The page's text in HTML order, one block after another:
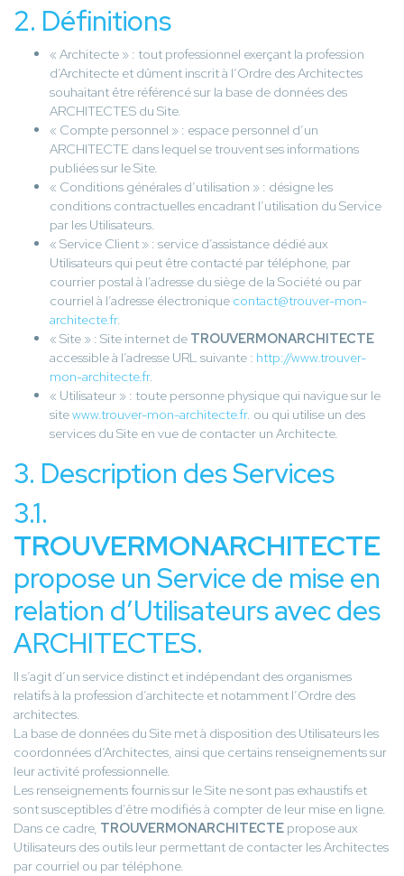
2. Définitions
« Architecte » : tout professionnel exerçant la profession
d’Architecte et dûment inscrit à l’Ordre des Architectes
souhaitant être référencé sur la base de données des
ARCHITECTES du Site.
« Compte personnel » : espace personnel d’un
ARCHITECTE dans lequel se trouvent ses informations
publiées sur le Site.
« Conditions générales d’utilisation » : désigne les
conditions contractuelles encadrant l’utilisation du Service
par les Utilisateurs.
« Service Client » : service d’assistance dédié aux
Utilisateurs qui peut être contacté par téléphone, par
courrier postal à l’adresse du siège de la Société ou par
courriel à l’adresse électronique contact@trouver-mon-
architecte.fr.
« Site » : Site internet de TROUVERMONARCHITECTE
accessible à l’adresse URL suivante : http://www.trouver-
mon-architecte.fr.
« Utilisateur » : toute personne physique qui navigue sur le
sitewww.trouver-mon-architecte.fr. ou qui utilise un des
services du Site en vue de contacter un Architecte.
3. Description des Services
3.1.
TROUVERMONARCHITECTE
propose un Service de mise en
relation d’Utilisateurs avec des
ARCHITECTES.
Il s’agit d’un service distinct et indépendant des organismes
relatifs à la profession d’architecte et notamment l’Ordre des
architectes.
La base de données du Site met à disposition des Utilisateurs les
coordonnées d’Architectes, ainsi que certains renseignements sur
leur activité professionnelle.
Les renseignements fournis sur le Site ne sont pas exhaustifs et
sont susceptibles d’être modifiés à compter de leur mise en ligne.
Dans ce cadre, TROUVERMONARCHITECTE propose aux
Utilisateurs des outils leur permettant de contacter les Architectes
par courriel ou par téléphone.